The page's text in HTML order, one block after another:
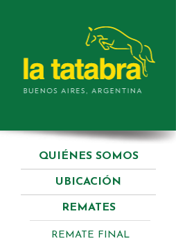
QUIÉNES SOMOS
UBICACIÓN
REMATES
REMATE FINAL